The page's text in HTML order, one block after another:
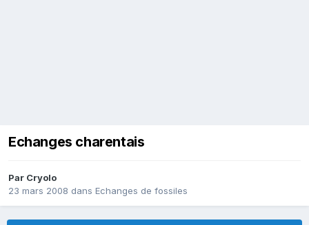
Echanges charentais
Par Cryolo
23 mars 2008 dans Echanges de fossiles